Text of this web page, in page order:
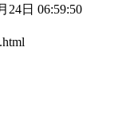
24日 06:59:50